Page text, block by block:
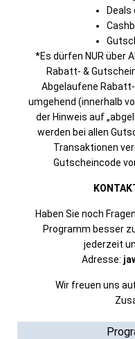
Deals
*Es dürfen NUR über
Rabatt- &
Abgelaufene
umgehend (innerhalb
der Hinweis auf
werden bei allen
Transaktionen
Gutscheincode
Haben Sie noch
Programm besser
jederzeit
Adresse:
Wir freuen uns